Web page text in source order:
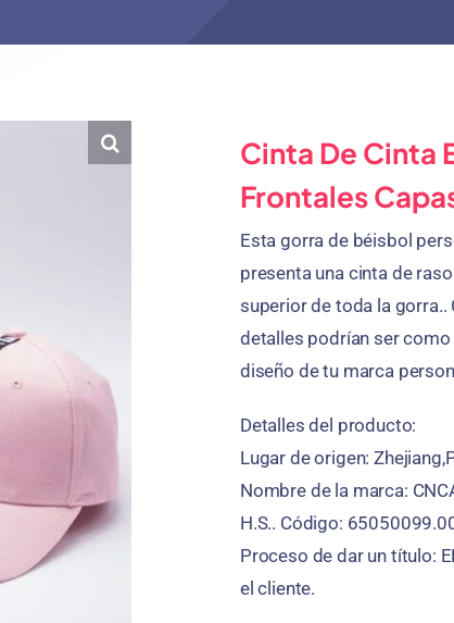
Cinta De Cinta
Frontales
Esta gorra de béisbol
presenta una cinta de
superior de toda la
detalles podrían ser como
diseño de tu marca
Detalles del producto:
Lugar de origen:
Nombre de la marca:
H.S.. Código:
Proceso de dar un título:
el cliente.